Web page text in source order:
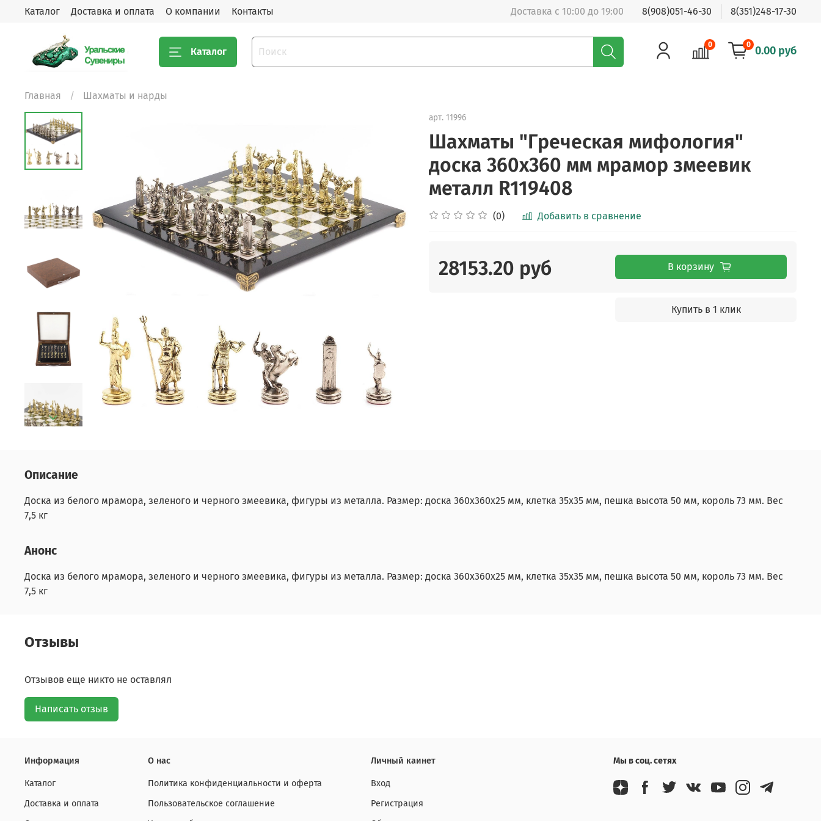
Каталог Доставка и оплата О компании Контакты Доставка с 10:00 до 19:00 8(908)051-46-30 8(351)248-17-30
Каталог
0 0 0.00 руб
Главная Шахматы и нарды
арт. 11996
Шахматы "Греческая мифология"
доска 360х360 мм мрамор змеевик
металл R119408
(0) Добавить в сравнение
28153.20 руб В корзину
Купить в 1 клик
Описание
Доска из белого мрамора, зеленого и черного змеевика, фигуры из металла. Размер: доска 360х360х25 мм, клетка 35х35 мм, пешка высота 50 мм, король 73 мм. Вес
7,5 кг
Анонс
Доска из белого мрамора, зеленого и черного змеевика, фигуры из металла. Размер: доска 360х360х25 мм, клетка 35х35 мм, пешка высота 50 мм, король 73 мм. Вес
7,5 кг
Отзывы
Отзывов еще никто не оставлял
Написать отзыв
Информация
Каталог
Доставка и оплата
О нас
Политика конфиденциальности и оферта
Пользовательское соглашение
Личный каинет
Вход
Регистрация
Мы в соц. сетях